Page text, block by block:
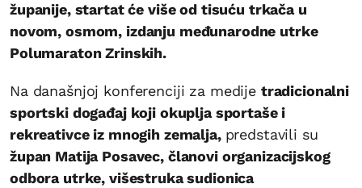
županije, startat će više od tisuću trkača u
novom, osmom, izdanju međunarodne utrke
Polumaraton Zrinskih.
Na današnjoj konferenciji za medije tradicionalni
sportski događaj koji okuplja sportaše i
rekreativce iz mnogih zemalja, predstavili su
župan Matija Posavec, članovi organizacijskog
odbora utrke, višestruka sudionica